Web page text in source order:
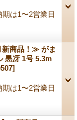
は1〜2営業日
新商品！≫ がま
黒冴 1号 5.3m
は1〜2営業日